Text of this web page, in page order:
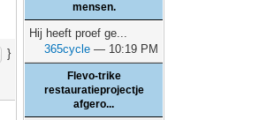
}
mensen.
Hij heeft proef ge...
365cycle — 10:19 PM
Flevo-trike
restauratieprojectje
afgero...